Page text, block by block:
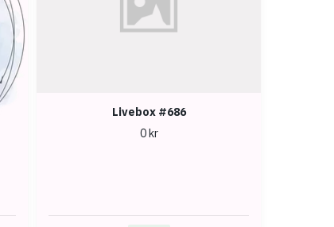
Livebox #686
0 kr